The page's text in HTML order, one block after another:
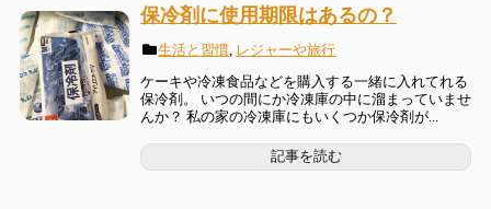
保冷剤に使用期限はあるの？
生活と習慣, レジャーや旅行
ケーキや冷凍食品などを購入する一緒に入れてれる
保冷剤。 いつの間にか冷凍庫の中に溜まっていませ
んか？ 私の家の冷凍庫にもいくつか保冷剤が...
記事を読む